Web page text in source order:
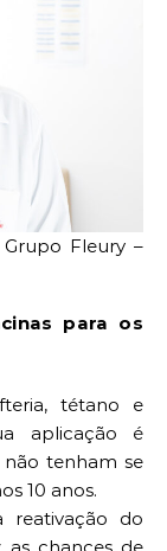
Fleury –
para os
tétano e
aplicação é
não tenham se
10 anos.
reativação do